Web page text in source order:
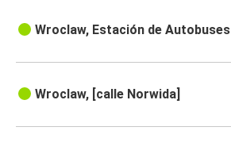
Wroclaw, Estación de Autobuses
Wroclaw, [calle Norwida]